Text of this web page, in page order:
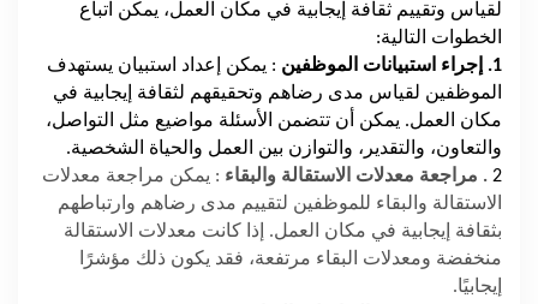
لقياس وتقييم ثقافة إيجابية في مكان العمل، يمكن اتباع
الخطوات التالية:
1. إجراء استبيانات الموظفين
: يمكن إعداد استبيان يستهدف
الموظفين لقياس مدى رضاهم وتحقيقهم لثقافة إيجابية في
مكان العمل. يمكن أن تتضمن الأسئلة مواضيع مثل التواصل،
والتعاون، والتقدير، والتوازن بين العمل والحياة الشخصية.
2 . مراجعة معدلات الاستقالة والبقاء : يمكن مراجعة معدلات
الاستقالة والبقاء للموظفين لتقييم مدى رضاهم وارتباطهم
بثقافة إيجابية في مكان العمل. إذا كانت معدلات الاستقالة
منخفضة ومعدلات البقاء مرتفعة، فقد يكون ذلك مؤشرًا
إيجابيًا.